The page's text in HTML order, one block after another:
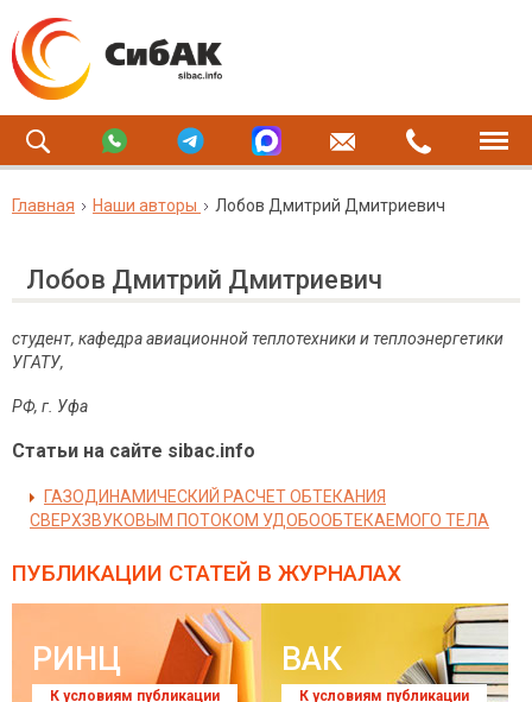
Главная Наши авторы Лобов Дмитрий Дмитриевич
Лобов Дмитрий Дмитриевич
студент, кафедра авиационной теплотехники и теплоэнергетики
УГАТУ,
РФ, г. Уфа
Статьи на сайте sibac.info
ГАЗОДИНАМИЧЕСКИЙ РАСЧЕТ ОБТЕКАНИЯ
СВЕРХЗВУКОВЫМ ПОТОКОМ УДОБООБТЕКАЕМОГО ТЕЛА
ПУБЛИКАЦИИ СТАТЕЙ В ЖУРНАЛАХ
РИНЦ
К условиям публикации
ВАК
К условиям публикации